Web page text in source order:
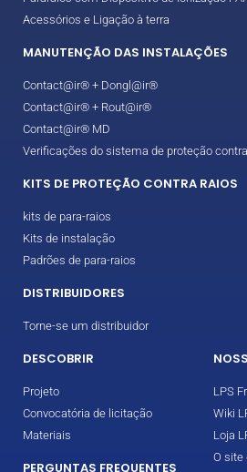
Acessórios e Ligação à terra
MANUTENÇÃO DAS INSTALAÇÕES
Contact@ir® + Dongl@ir®
Contact@ir® + Rout@ir®
Contact@ir® MD
Verificações do sistema de proteção
KITS DE PROTEÇÃO CONTRA RAIOS
kits de para-raios
Kits de instalação
Padrões de para-raios
DISTRIBUIDORES
Torne-se um distribuidor
DESCOBRIR
Projeto
Convocatória de licitação
Materiais
PERGUNTAS FREQUENTES
LPS
Wiki
Loja
O site